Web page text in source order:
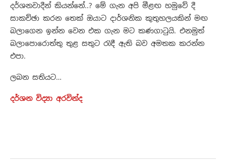
දර්ශනවාදීන් කියන්නේ..? මේ ගැන අපි මීළඟ හමුවේ දී
සාකච්ඡා කරන තෙක් ඔයාට දාර්ශනික කුතුහලයකින් මඟ
බලාගෙන ඉන්න වෙන එක ගැන මට කණගාටුයි. එනමුත්
බලාපොරොත්තු තුළ සතුට රැඳී ඇති බව අමතක කරන්න
එපා.
ලබන සතියට…
දර්ශන විද්‍යා අරවින්ද